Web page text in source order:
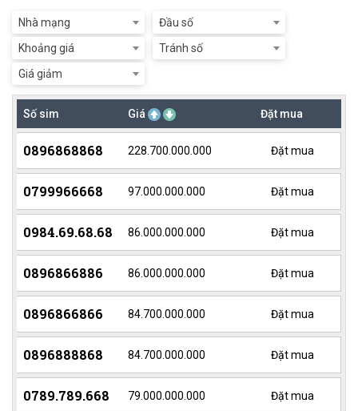
Nhà mạng
Đầu số
Khoảng giá
Tránh số
Giá giảm
Số sim Giá Đặt mua
0896868868 228.700.000.000 Đặt mua
0799966668 97.000.000.000 Đặt mua
0984.69.68.68 86.000.000.000 Đặt mua
0896866886 86.000.000.000 Đặt mua
0896866866 84.700.000.000 Đặt mua
0896888868 84.700.000.000 Đặt mua
0789.789.668 79.000.000.000 Đặt mua